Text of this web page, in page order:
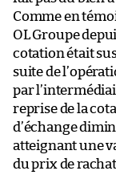
Comme en
OL Groupe
cotation était
suite de
par
reprise de la
d’échange
atteignant une
du prix de